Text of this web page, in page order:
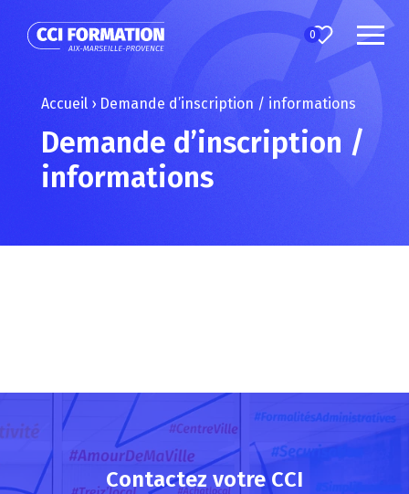
0
Accueil› Demande d’inscription / informations
Demande d’inscription /
informations
Contactez votre CCI